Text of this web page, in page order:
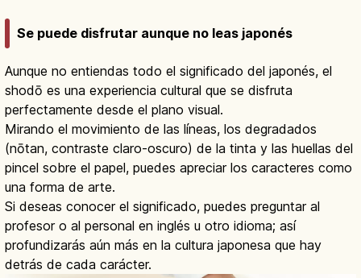
Se puede disfrutar aunque no leas japonés
Aunque no entiendas todo el significado del japonés, el
shodō es una experiencia cultural que se disfruta
perfectamente desde el plano visual.
Mirando el movimiento de las líneas, los degradados
(nōtan, contraste claro-oscuro) de la tinta y las huellas del
pincel sobre el papel, puedes apreciar los caracteres como
una forma de arte.
Si deseas conocer el significado, puedes preguntar al
profesor o al personal en inglés u otro idioma; así
profundizarás aún más en la cultura japonesa que hay
detrás de cada carácter.